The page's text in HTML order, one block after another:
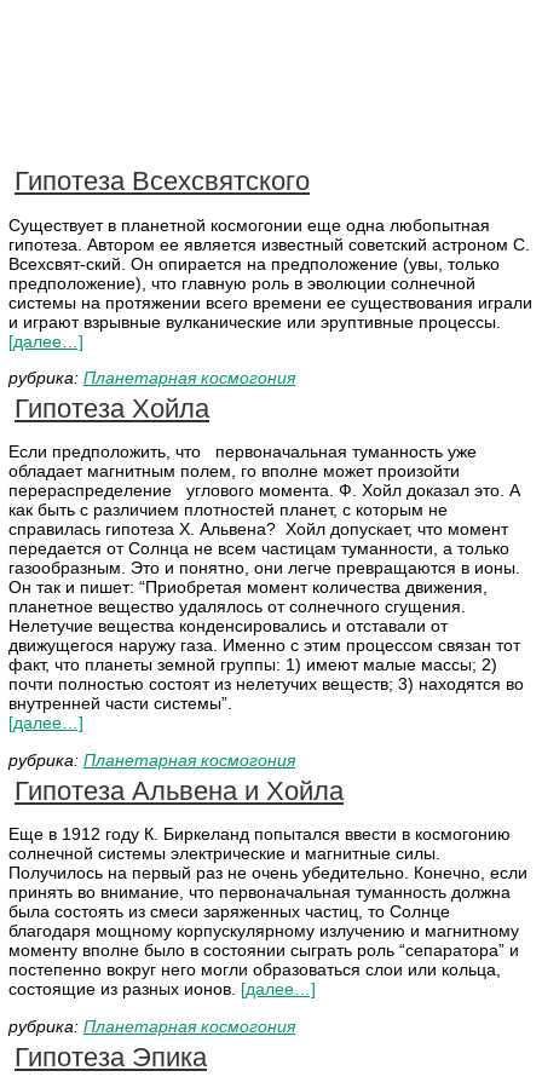
Гипотеза Всехсвятского
Существует в планетной космогонии еще одна любопытная
гипотеза. Автором ее является известный советский астроном С.
Всехсвят-ский. Он опирается на предположение (увы, только
предположение), что главную роль в эволюции солнечной
системы на протяжении всего времени ее существования играли
и играют взрывные вулканические или эруптивные процессы.
[далее…]
рубрика: Планетарная космогония
Гипотеза Хойла
Если предположить, что первоначальная туманность уже
обладает магнитным полем, го вполне может произойти
перераспределение углового момента. Ф. Хойл доказал это. А
как быть с различием плотностей планет, с которым не
справилась гипотеза X. Альвена? Хойл допускает, что момент
передается от Солнца не всем частицам туманности, а только
газообразным. Это и понятно, они легче превращаются в ионы.
Он так и пишет: “Приобретая момент количества движения,
планетное вещество удалялось от солнечного сгущения.
Нелетучие вещества конденсировались и отставали от
движущегося наружу газа. Именно с этим процессом связан тот
факт, что планеты земной группы: 1) имеют малые массы; 2)
почти полностью состоят из нелетучих веществ; 3) находятся во
внутренней части системы”.
[далее…]
рубрика: Планетарная космогония
Гипотеза Альвена и Хойла
Еще в 1912 году К. Биркеланд попытался ввести в космогонию
солнечной системы электрические и магнитные силы.
Получилось на первый раз не очень убедительно. Конечно, если
принять во внимание, что первоначальная туманность должна
была состоять из смеси заряженных частиц, то Солнце
благодаря мощному корпускулярному излучению и магнитному
моменту вполне было в состоянии сыграть роль “сепаратора” и
постепенно вокруг него могли образоваться слои или кольца,
состоящие из разных ионов. [далее…]
рубрика: Планетарная космогония
Гипотеза Эпика